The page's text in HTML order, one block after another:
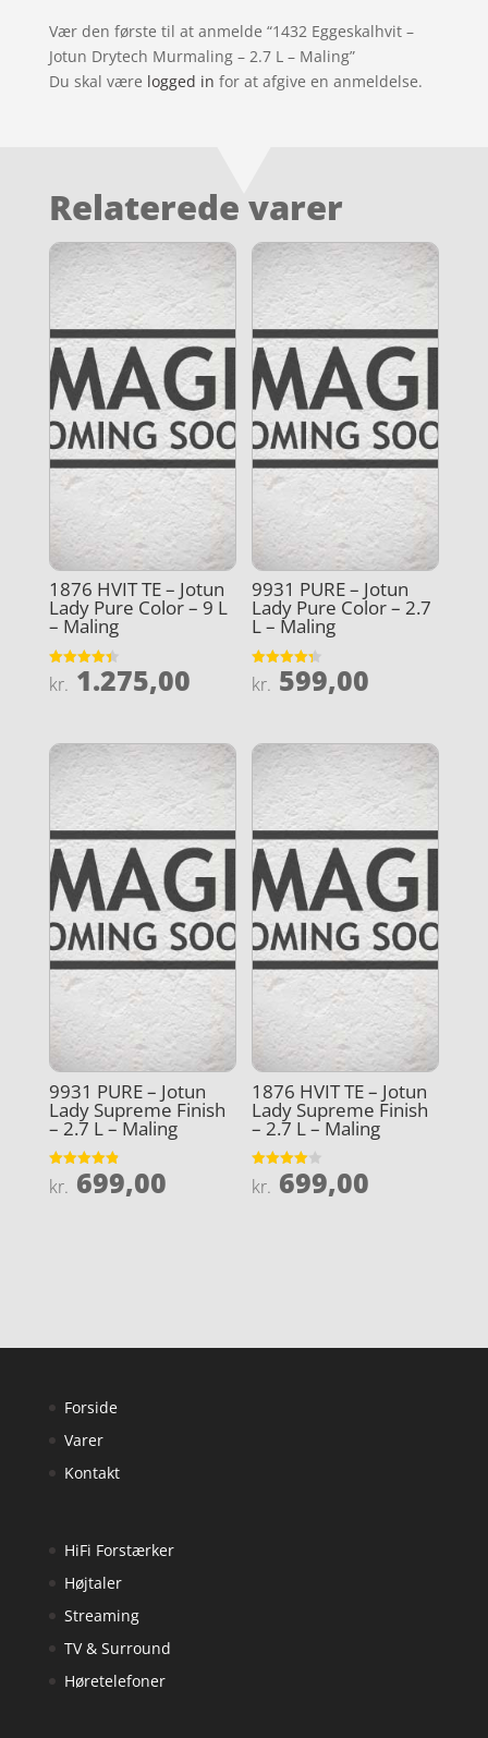
Vær den første til at anmelde “1432 Eggeskalhvit –
Jotun Drytech Murmaling – 2.7 L – Maling”
Du skal være logged in for at afgive en anmeldelse.
Relaterede varer
1876 HVIT TE – Jotun
Lady Pure Color – 9 L
– Maling
Vurderet
4.4
kr. 1.275,00
9931 PURE – Jotun
Lady Pure Color – 2.7
L – Maling
Vurderet
4.3
kr. 599,00
9931 PURE – Jotun
Lady Supreme Finish
– 2.7 L – Maling
Vurderet
4.9
kr. 699,00
1876 HVIT TE – Jotun
Lady Supreme Finish
– 2.7 L – Maling
Vurderet
4
kr. 699,00
Forside
Varer
Kontakt
HiFi Forstærker
Højtaler
Streaming
TV & Surround
Høretelefoner